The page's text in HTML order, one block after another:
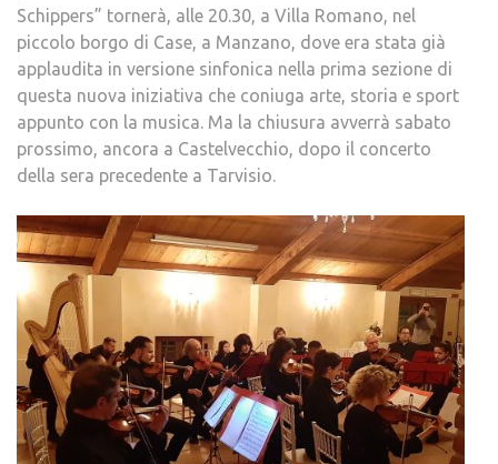
Schippers” tornerà, alle 20.30, a Villa Romano, nel
piccolo borgo di Case, a Manzano, dove era stata già
applaudita in versione sinfonica nella prima sezione di
questa nuova iniziativa che coniuga arte, storia e sport
appunto con la musica. Ma la chiusura avverrà sabato
prossimo, ancora a Castelvecchio, dopo il concerto
della sera precedente a Tarvisio.